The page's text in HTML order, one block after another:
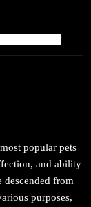
सिसा हटाइयो
popular pets
and ability
from
purposes,